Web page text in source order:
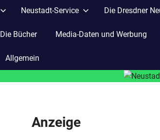
Neustadt-Service Die Dresdner
Die Bücher Media-Daten und Werbung
Allgemein
Anzeige